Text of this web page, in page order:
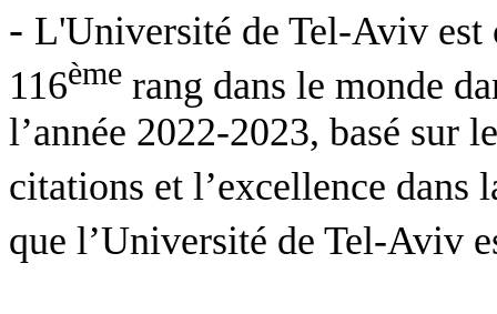
- L'Université de Tel-Aviv est
116ème rang dans le monde
l’année 2022-2023, basé sur
citations et l’excellence dans
que l’Université de Tel-Aviv